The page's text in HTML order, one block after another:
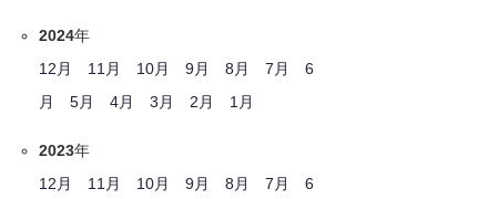
2024年
12月
11月 10月 9月 8月 7月
6
月
5月 4月 3月 2月 1月
2023年
12月
11月 10月 9月 8月 7月
6